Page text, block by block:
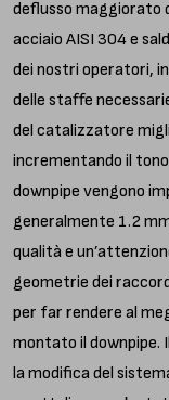
deflusso maggiorato
acciaio AISI 304 e
dei nostri operatori,
delle staffe
del catalizzatore
incrementando il
downpipe vengono
generalmente 1.2
qualità e
geometrie dei
per far rendere al
montato il downpipe.
la modifica del